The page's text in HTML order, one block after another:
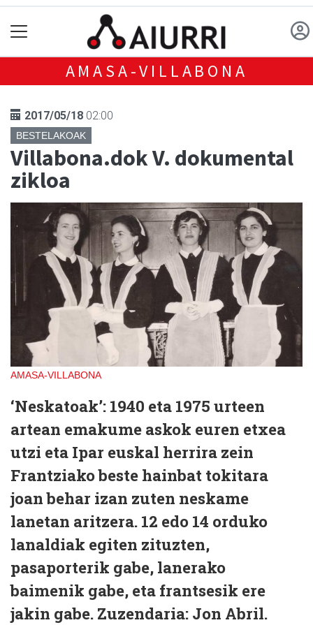
AMASA-VILLABONA
2017/05/18 02:00
BESTELAKOAK
Villabona.dok V. dokumental
zikloa
AMASA-VILLABONA
‘Neskatoak’: 1940 eta 1975 urteen
artean emakume askok euren etxea
utzi eta Ipar euskal herrira zein
Frantziako beste hainbat tokitara
joan behar izan zuten neskame
lanetan aritzera. 12 edo 14 orduko
lanaldiak egiten zituzten,
pasaporterik gabe, lanerako
baimenik gabe, eta frantsesik ere
jakin gabe. Zuzendaria: Jon Abril.